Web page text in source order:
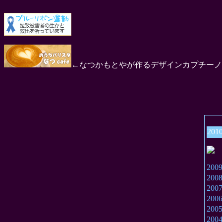
←なつかもとやが作るデザインカプチー